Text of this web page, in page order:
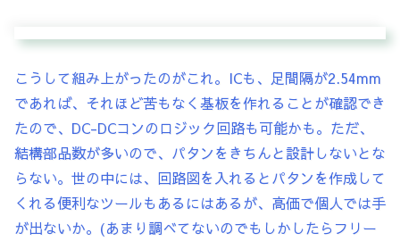
こうして組み上がったのがこれ。ICも、足間隔が2.54mm
であれば、それほど苦もなく基板を作れることが確認でき
たので、DC-DCコンのロジック回路も可能かも。ただ、
結構部品数が多いので、パタンをきちんと設計しないとな
らない。世の中には、回路図を入れるとパタンを作成して
くれる便利なツールもあるにはあるが、高価で個人では手
が出ないか。(あまり調べてないのでもしかしたらフリー